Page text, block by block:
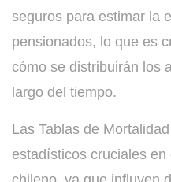
seguros para estimar la
pensionados, lo que es
cómo se distribuirán los
largo del tiempo.
Las Tablas de
estadísticos cruciales